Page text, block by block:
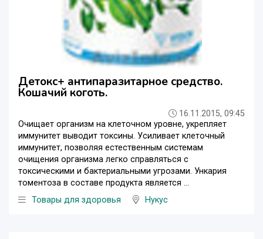
Детокс+ антипаразитарное средство.
Кошачий коготь.
16.11.2015, 09:45
Очищает организм на клеточном уровне, укрепляет
иммунитет выводит токсины. Усиливает клеточный
иммунитет, позволяя естественным системам
очищения организма легко справляться с
токсическими и бактериальными угрозами. Ункария
томентоза в составе продукта является ...
Товары для здоровья
Нукус